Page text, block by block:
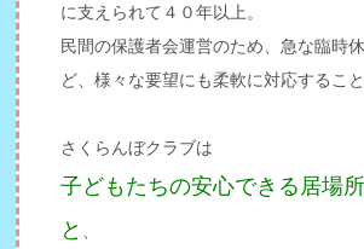
に支えられて４０年以上。
民間の保護者会運営のため、急な臨時
ど、様々な要望にも柔軟に対応すること
さくらんぼクラブは
子どもたちの安心できる居場
と